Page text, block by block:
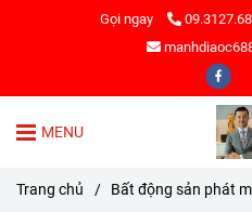
Gọi ngay
MENU
Trang chủ / Bất động sản phát